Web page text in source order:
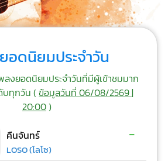
อดนิยมประจำวัน
งยอดนิยมประจำวันที่มีผู้เข้าชมมาก
บทุกวัน (ข้อมูลวันที่ 06/08/2569 |
20:00)
คืนจันทร์
LOSO (โลโซ)
-